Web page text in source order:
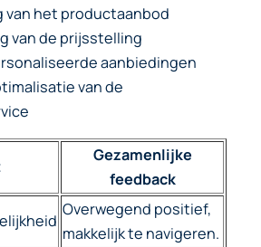
van het productaanbod
van de prijsstelling
aanbiedingen
van de
Gezamenlijke
feedback
Overwegend positief,
makkelijk te navigeren.